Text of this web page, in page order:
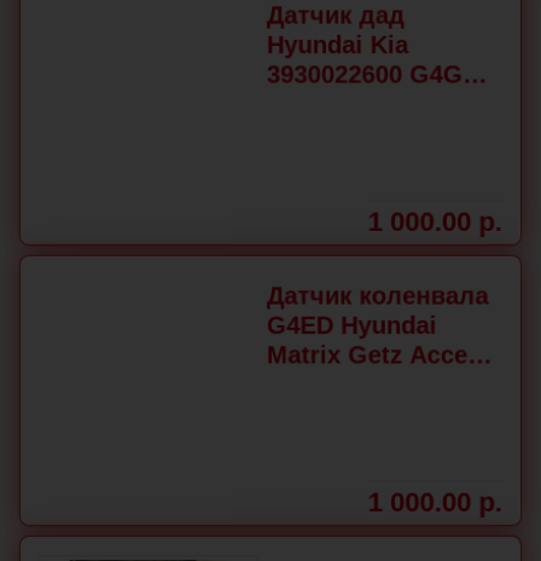
1 000.00 р.
Датчик дад
Hyundai Kia
3930022600 G4GC
1 000.00 р.
Датчик коленвала
G4ED Hyundai
Matrix Getz Accent